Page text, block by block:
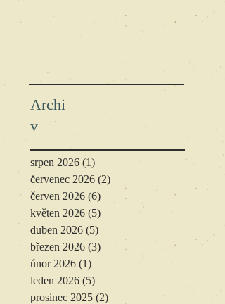
Archi
v
srpen 2026 (1)
červenec 2026 (2)
červen 2026 (6) 6 příspěvků
květen 2026 (5)
duben 2026 (5)
březen 2026 (3) 3 příspěvky
únor 2026 (1)
leden 2026 (5)
prosinec 2025 (2)